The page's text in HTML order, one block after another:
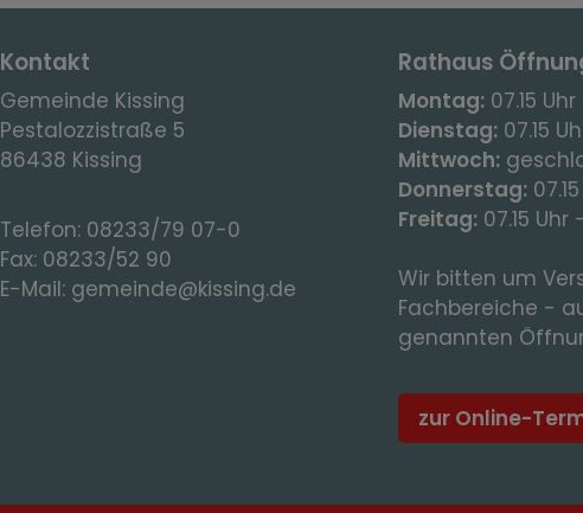
Kontakt
Gemeinde Kissing
Pestalozzistraße 5
86438 Kissing
Telefon: 08233/79 07-0
Fax: 08233/52 90
E-Mail: gemeinde@kissing.de
Rathaus
Montag: 07.15
Dienstag: 07.15
Mittwoch:
Donnerstag:
Freitag: 07.15 Uhr
Wir bitten um
Fachbereiche -
genannten
zur Online-